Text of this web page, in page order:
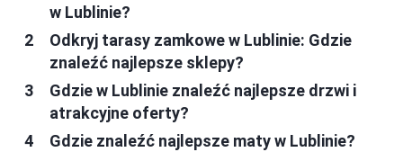
w Lublinie?
Odkryj tarasy zamkowe w Lublinie: Gdzie
znaleźć najlepsze sklepy?
Gdzie w Lublinie znaleźć najlepsze drzwi i
atrakcyjne oferty?
Gdzie znaleźć najlepsze maty w Lublinie?